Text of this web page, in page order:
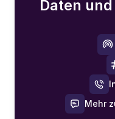
Daten
Mehr